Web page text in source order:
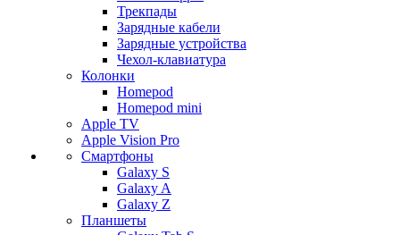
Трекпады
Зарядные кабели
Зарядные устройства
Чехол-клавиатура
Колонки
Homepod
Homepod mini
Apple TV
Apple Vision Pro
Смартфоны
Galaxy S
Galaxy A
Galaxy Z
Планшеты